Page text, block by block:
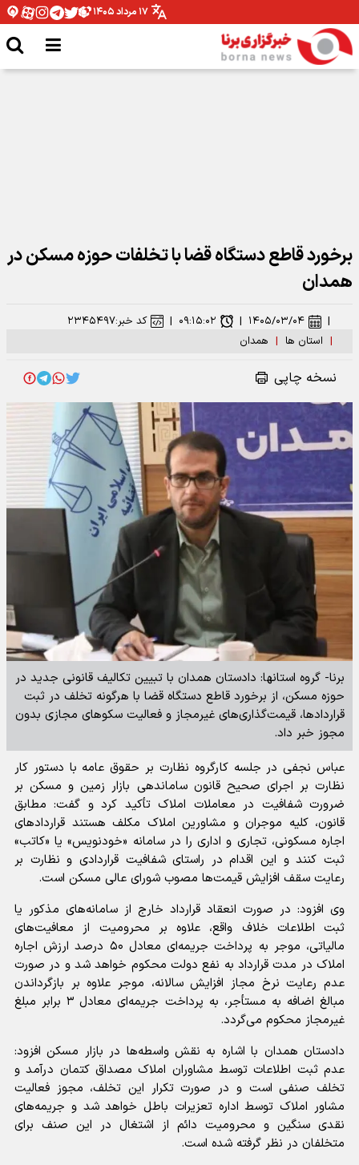
۱۷ مرداد ۱۴۰۵
برخورد قاطع دستگاه قضا با تخلفات حوزه مسکن در
همدان
| استان ها | همدان
| ۱۴۰۵/۰۳/۰۴ | ۰۹:۱۵:۰۲ | کد خبر:۲۳۴۵۴۹۷
نسخه چاپی
برنا- گروه استانها: دادستان همدان با تبیین تکالیف قانونی جدید در
حوزه مسکن، از برخورد قاطع دستگاه قضا با هرگونه تخلف در ثبت
قراردادها، قیمت‌گذاری‌های غیرمجاز و فعالیت سکوهای مجازی بدون
مجوز خبر داد.
عباس نجفی در جلسه کارگروه نظارت بر حقوق عامه با دستور کار
نظارت بر اجرای صحیح قانون ساماندهی بازار زمین و مسکن بر
ضرورت شفافیت در معاملات املاک تأکید کرد و گفت: مطابق
قانون، کلیه موجران و مشاورین املاک مکلف هستند قراردادهای
اجاره مسکونی، تجاری و اداری را در سامانه «خودنویس» یا «کاتب»
ثبت کنند و این اقدام در راستای شفافیت قراردادی و نظارت بر
رعایت سقف افزایش قیمت‌ها مصوب شورای عالی مسکن است.
وی افزود: در صورت انعقاد قرارداد خارج از سامانه‌های مذکور یا
ثبت اطلاعات خلاف واقع، علاوه بر محرومیت از معافیت‌های
مالیاتی، موجر به پرداخت جریمه‌ای معادل ۵۰ درصد ارزش اجاره
املاک در مدت قرارداد به نفع دولت محکوم خواهد شد و در صورت
عدم رعایت نرخ مجاز افزایش سالانه، موجر علاوه بر بازگرداندن
مبالغ اضافه به مستأجر، به پرداخت جریمه‌ای معادل ۳ برابر مبلغ
غیرمجاز محکوم می‌گردد.
دادستان همدان با اشاره به نقش واسطه‌ها در بازار مسکن افزود:
عدم ثبت اطلاعات توسط مشاوران املاک مصداق کتمان درآمد و
تخلف صنفی است و در صورت تکرار این تخلف، مجوز فعالیت
مشاور املاک توسط اداره تعزیرات باطل خواهد شد و جریمه‌های
نقدی سنگین و محرومیت دائم از اشتغال در این صنف برای
متخلفان در نظر گرفته شده است.